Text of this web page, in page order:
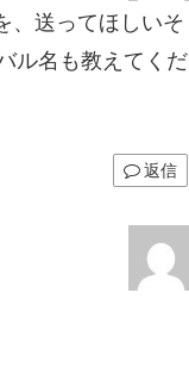
、送ってほしいそ
ル名も教えてくだ
返信